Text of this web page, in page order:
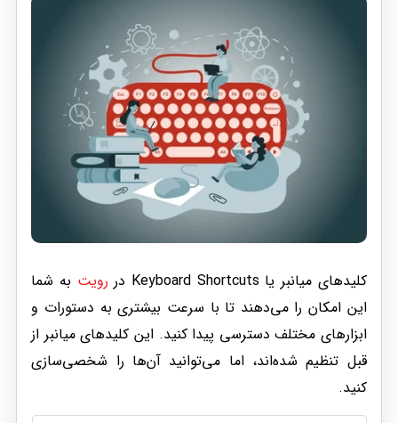
کلیدهای میانبر یا Keyboard Shortcuts در رویت به شما
این امکان را می‌دهند تا با سرعت بیشتری به دستورات و
ابزارهای مختلف دسترسی پیدا کنید. این کلیدهای میانبر از
قبل تنظیم شده‌اند، اما می‌توانید آن‌ها را شخصی‌سازی
کنید.